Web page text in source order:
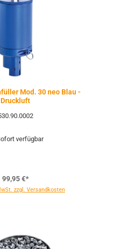
Mod. 30 neo Blau -
Druckluft
verfügbar
99,95 €*
zzgl. Versandkosten